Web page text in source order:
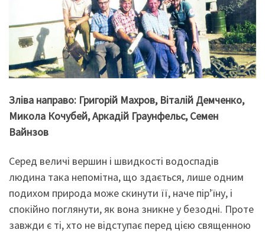
Зліва направо: Григорій Махров, Віталій Демченко,
Микола Кочубей, Аркадій Граунфельс, Семен
Вайнзов
Серед величі вершин і швидкості водоспадів
людина така непомітна, що здається, лише одним
подихом природа може скинути її, наче пір’їну, і
спокійно поглянути, як вона зникне у безодні. Проте
завжди є ті, хто не відступає перед цією священною